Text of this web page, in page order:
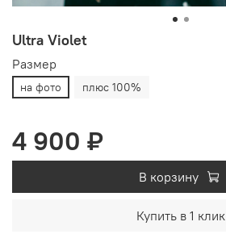
Ultra Violet
Размер
на фото плюс 100%
4 900 ₽
В корзину
Купить в 1 клик